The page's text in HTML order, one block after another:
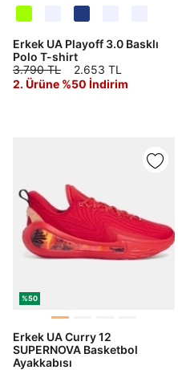
Erkek UA Playoff 3.0 Basklı
Polo T-shirt
3.790 TL
2.653 TL
2. Ürüne %50 İndirim
%50
Erkek UA Curry 12
SUPERNOVA Basketbol
Ayakkabısı